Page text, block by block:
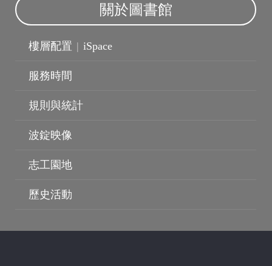
關於圖書館
樓層配置 | iSpace
服務時間
規則與統計
波錠映像
志工園地
歷史活動